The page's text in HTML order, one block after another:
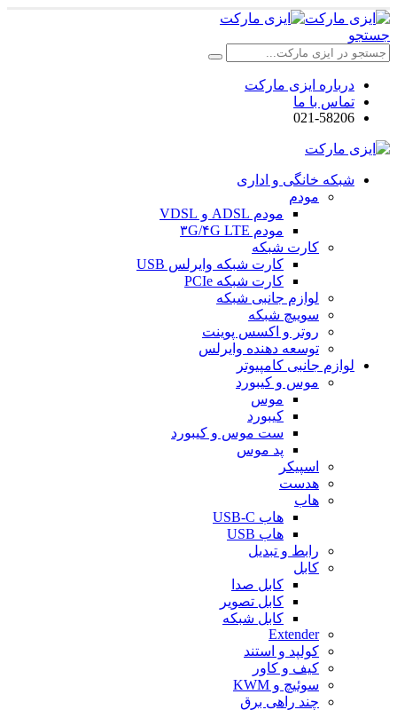
جستجو
درباره ایزی مارکت
تماس با ما
021-58206
شبکه خانگی و اداری
مودم
مودم ADSL و VDSL
مودم ۳G/۴G LTE
کارت شبکه
کارت شبکه وایرلس USB
کارت شبکه PCIe
لوازم جانبی شبکه
سوییچ شبکه
روتر و اکسس پوینت
توسعه دهنده وایرلس
لوازم جانبی کامپیوتر
موس و کیبورد
موس
کیبورد
ست موس و کیبورد
پد موس
اسپیکر
هدست
هاب
هاب USB-C
هاب USB
رابط و تبدیل
کابل
کابل صدا
کابل تصویر
کابل شبکه
Extender
کولپد و استند
کیف و کاور
سوئیچ و KWM
چند راهی برق